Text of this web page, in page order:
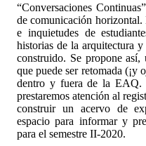
“Conversaciones
de comunicación horizontal.
e inquietudes de
historias de la arquitectura
construido. Se propone
que puede ser retomada (¡y
dentro y fuera de la EAQ.
prestaremos atención al
construir un acervo de
espacio para informar y
para el semestre II-2020.